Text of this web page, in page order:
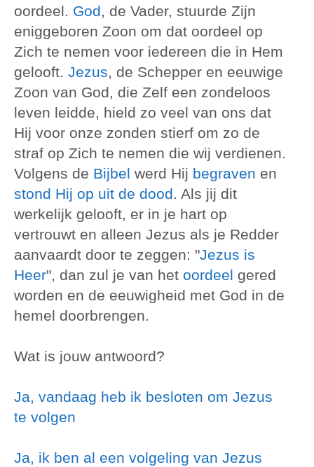
oordeel. God, de Vader, stuurde Zijn
eniggeboren Zoon om dat oordeel op
Zich te nemen voor iedereen die in Hem
gelooft. Jezus, de Schepper en eeuwige
Zoon van God, die Zelf een zondeloos
leven leidde, hield zo veel van ons dat
Hij voor onze zonden stierf om zo de
straf op Zich te nemen die wij verdienen.
Volgens de Bijbel werd Hij begraven en
stond Hij op uit de dood. Als jij dit
werkelijk gelooft, er in je hart op
vertrouwt en alleen Jezus als je Redder
aanvaardt door te zeggen: "Jezus is
Heer", dan zul je van het oordeel gered
worden en de eeuwigheid met God in de
hemel doorbrengen.
Wat is jouw antwoord?
Ja, vandaag heb ik besloten om Jezus
te volgen
Ja, ik ben al een volgeling van Jezus